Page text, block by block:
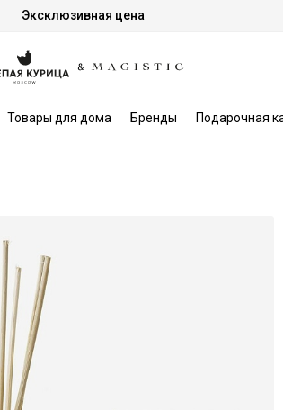
Эксклюзивная цена
Товары для дома Бренды Подарочная